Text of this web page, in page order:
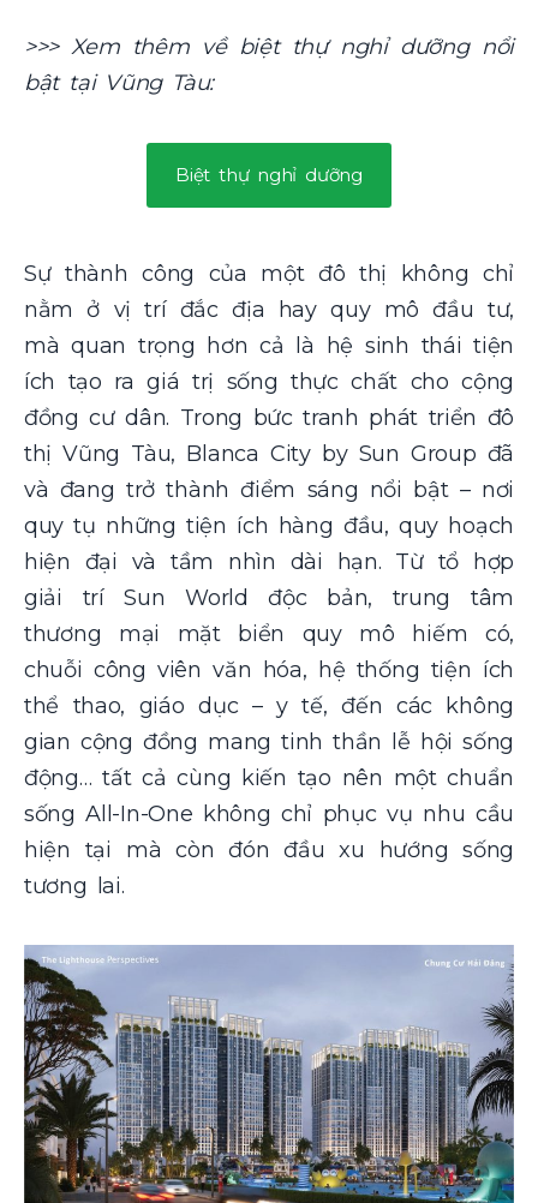
>>> Xem thêm về biệt thự nghỉ dưỡng nổi
bật tại Vũng Tàu:
Biệt thự nghỉ dưỡng
Sự thành công của một đô thị không chỉ
nằm ở vị trí đắc địa hay quy mô đầu tư,
mà quan trọng hơn cả là hệ sinh thái tiện
ích tạo ra giá trị sống thực chất cho cộng
đồng cư dân. Trong bức tranh phát triển đô
thị Vũng Tàu, Blanca City by Sun Group đã
và đang trở thành điểm sáng nổi bật – nơi
quy tụ những tiện ích hàng đầu, quy hoạch
hiện đại và tầm nhìn dài hạn. Từ tổ hợp
giải trí Sun World độc bản, trung tâm
thương mại mặt biển quy mô hiếm có,
chuỗi công viên văn hóa, hệ thống tiện ích
thể thao, giáo dục – y tế, đến các không
gian cộng đồng mang tinh thần lễ hội sống
động… tất cả cùng kiến tạo nên một chuẩn
sống All-In-One không chỉ phục vụ nhu cầu
hiện tại mà còn đón đầu xu hướng sống
tương lai.